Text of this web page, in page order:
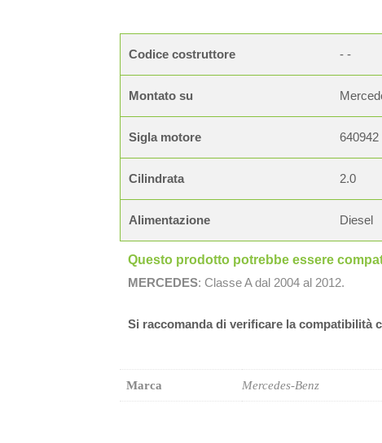
Codice costruttore - -
Montato su
Sigla motore 640942
Cilindrata 2.0
Alimentazione Diesel
Questo prodotto potrebbe essere
MERCEDES: Classe A dal 2004 al 2012.
Si raccomanda di verificare la compatibilità
Marca Mercedes-Benz